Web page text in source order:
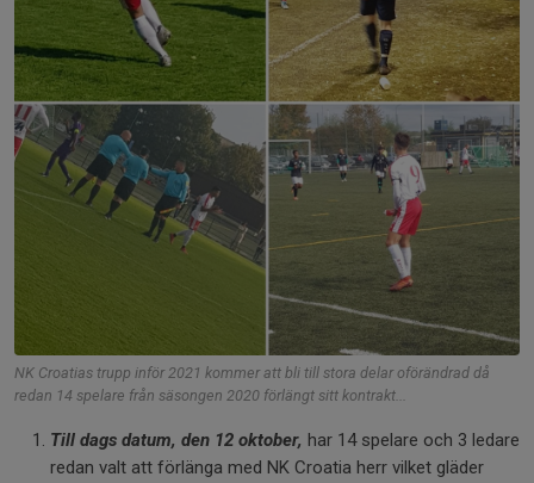
NK Croatias trupp inför 2021 kommer att bli till stora delar oförändrad då
redan 14 spelare från säsongen 2020 förlängt sitt kontrakt...
Till dags datum, den 12 oktober, har 14 spelare och 3 ledare
redan valt att förlänga med NK Croatia herr vilket gläder